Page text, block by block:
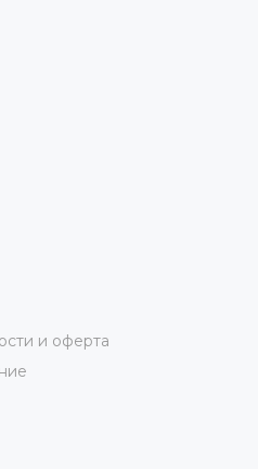
и оферта